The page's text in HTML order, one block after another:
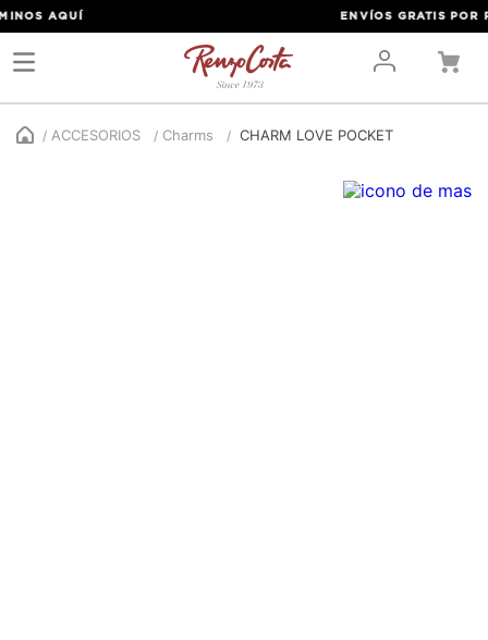
AQUÍ ENVÍOS GRATIS POR
ACCESORIOS Charms CHARM LOVE POCKET